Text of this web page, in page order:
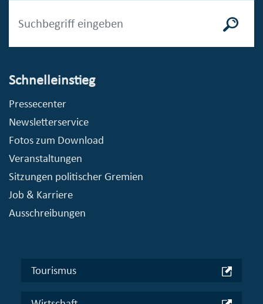
Schnelleinstieg
Pressecenter
Newsletterservice
Fotos zum Download
Veranstaltungen
Sitzungen politischer Gremien
Job & Karriere
Ausschreibungen
Tourismus